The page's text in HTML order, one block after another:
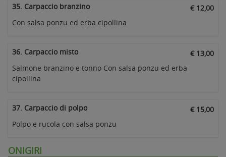
35. Carpaccio branzino
€ 12,00
Con salsa ponzu ed erba cipollina
36. Carpaccio misto
€ 13,00
Salmone branzino e tonno Con salsa ponzu ed erba
cipollina
37. Carpaccio di polpo
€ 15,00
Polpo e rucola con salsa ponzu
ONIGIRI